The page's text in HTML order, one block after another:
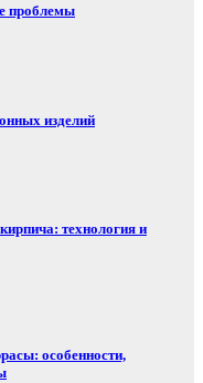
проблемы
изделий
технология и
особенности,